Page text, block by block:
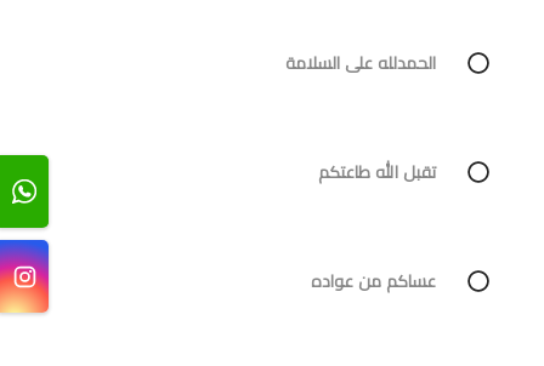
الحمدلله على السلامة
تقبل الله طاعتكم
عساكم من عواده